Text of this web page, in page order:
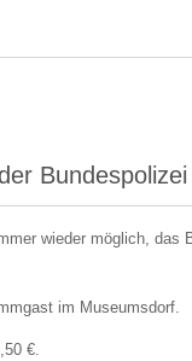
wieder möglich, das
im Museumsdorf.
€.